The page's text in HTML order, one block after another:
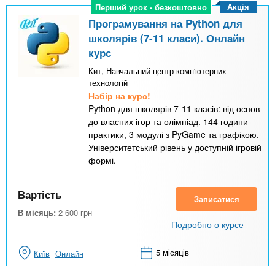
Перший урок - безкоштовно
Перший урок - безкоштовно
Програмування на Python для
школярів (7-11 класи). Онлайн
курс
Кит, Навчальний центр комп'ютерних
технологій
Набір на курс!
Python для школярів 7-11 класів: від основ
до власних ігор та олімпіад. 144 години
практики, 3 модулі з PyGame та графікою.
Університетський рівень у доступній ігровій
формі.
Акція
Вартість
В місяць: 2 600 грн
Записатися
Подробно о курсе
Київ Онлайн 5 місяців